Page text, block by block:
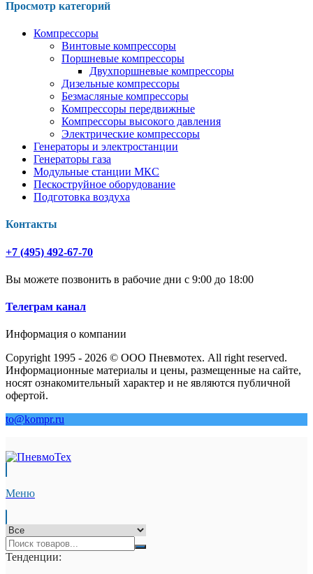
Просмотр категорий
Компрессоры
Винтовые компрессоры
Поршневые компрессоры
Двухпоршневые компрессоры
Дизельные компрессоры
Безмасляные компрессоры
Компрессоры передвижные
Компрессоры высокого давления
Электрические компрессоры
Генераторы и электростанции
Генераторы газа
Модульные станции МКС
Пескоструйное оборудование
Подготовка воздуха
Контакты
+7 (495) 492-67-70
Вы можете позвонить в рабочие дни с 9:00 до 18:00
Телеграм канал
Информация о компании
Copyright 1995 - 2026 © ООО Пневмотех. All right reserved.
Информационные материалы и цены, размещенные на сайте,
носят ознакомительный характер и не являются публичной
офертой.
to@kompr.ru
Меню
Тенденции: